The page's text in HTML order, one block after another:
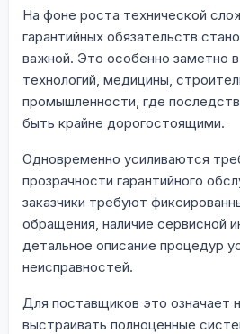
На фоне роста технической
гарантийных обязательств
важной. Это особенно заметно
технологий, медицины,
промышленности, где
быть крайне дорогостоящими.
Одновременно усиливаются
прозрачности гарантийного
заказчики требуют
обращения, наличие сервисной
детальное описание процедур
неисправностей.
Для поставщиков это означает
выстраивать полноценные